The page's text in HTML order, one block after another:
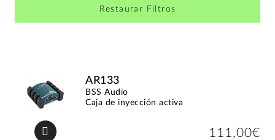
Restaurar Filtros
AR133
BSS Audio
Caja de inyección activa
111,00€